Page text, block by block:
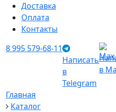
Доставка
Оплата
Контакты
8 995 579-68-11
Написать
в
Telegram
в
Главная
Каталог